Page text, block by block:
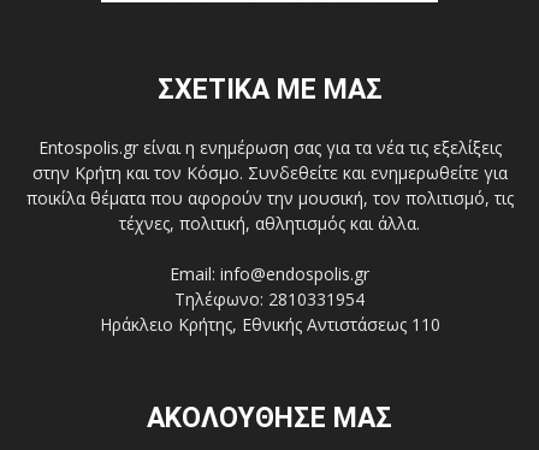
ΣΧΕΤΙΚΑ ΜΕ ΜΑΣ
Entospolis.gr είναι η ενημέρωση σας για τα νέα τις εξελίξεις
στην Κρήτη και τον Κόσμο. Συνδεθείτε και ενημερωθείτε για
ποικίλα θέματα που αφορούν την μουσική, τον πολιτισμό, τις
τέχνες, πολιτική, αθλητισμός και άλλα.
Email: info@endospolis.gr
Τηλέφωνο: 2810331954
Ηράκλειο Κρήτης, Εθνικής Αντιστάσεως 110
ΑΚΟΛΟΥΘΗΣΕ ΜΑΣ